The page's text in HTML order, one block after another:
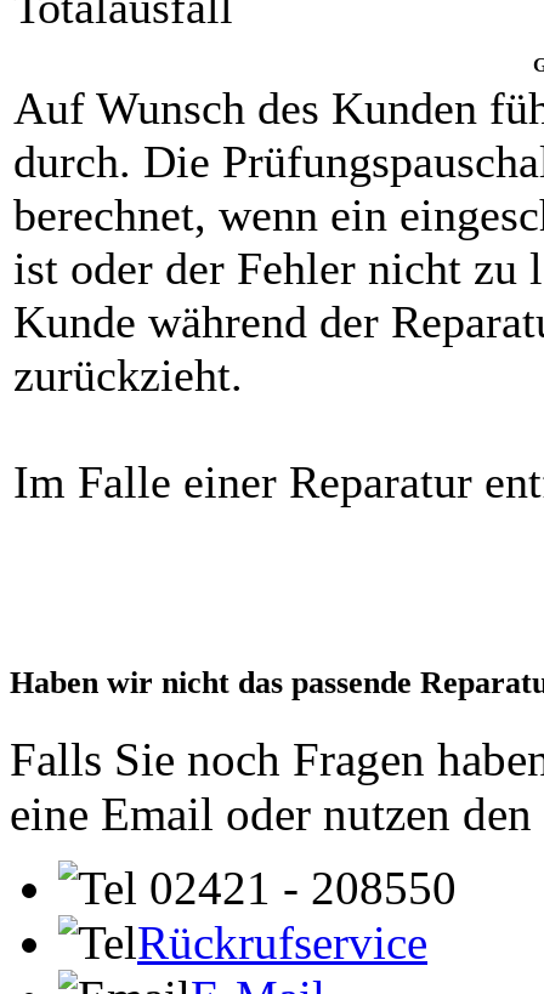
Auf Wunsch des Kunden
durch. Die
berechnet, wenn ein
ist oder der Fehler nicht zu
Kunde während der
zurückzieht.
Im Falle einer Reparatur
Haben wir nicht das passende
Falls Sie noch Fragen
eine Email oder nutzen
02421 - 208550
Rückrufservice